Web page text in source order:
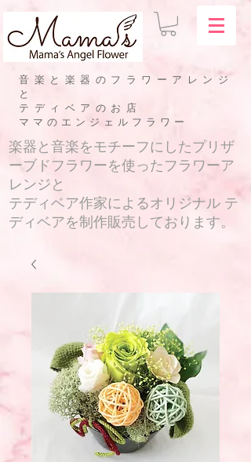
音楽と楽器のフラワーアレンジ
と
テディベアのお店
​ママのエンジェルフラワー
​楽器と音楽をモチーフにしたプリザ
ーブドフラワーを使ったフラワーア
レンジと
テディベア作家によるオリジナル テ
ディベアを制作販売しております。